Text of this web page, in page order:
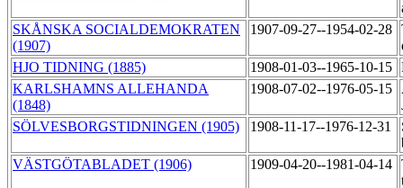
SKÅNSKA SOCIALDEMOKRATEN
(1907)
1907-09-27--1954-02-28
HJO TIDNING (1885)
1908-01-03--1965-10-15
KARLSHAMNS ALLEHANDA
(1848)
1908-07-02--1976-05-15
SÖLVESBORGSTIDNINGEN (1905)
1908-11-17--1976-12-31
VÄSTGÖTABLADET (1906)
1909-04-20--1981-04-14